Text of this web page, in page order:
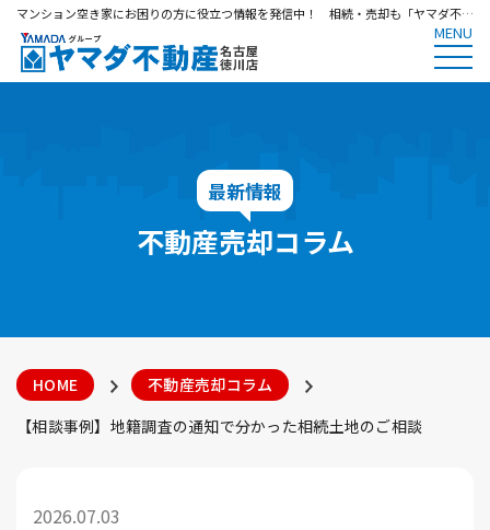
マンション空き家にお困りの方に役立つ情報を発信中！ 相続・売却も「ヤマダ不動産 名古屋徳川店」
MENU
最新情報
不動産売却コラム
HOME
不動産売却コラム
【相談事例】地籍調査の通知で分かった相続土地のご相談
2026.07.03